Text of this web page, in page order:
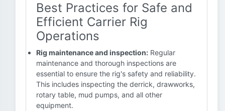
Best Practices for Safe and
Efficient Carrier Rig
Operations
Rig maintenance and inspection: Regular
maintenance and thorough inspections are
essential to ensure the rig's safety and reliability.
This includes inspecting the derrick, drawworks,
rotary table, mud pumps, and all other
equipment.